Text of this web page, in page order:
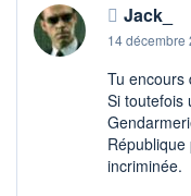
Jack_
14 décembre
Tu encours
Si toutefois
incriminée.